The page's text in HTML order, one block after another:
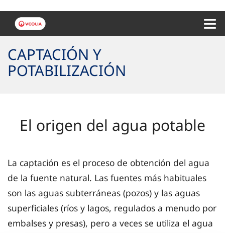
CAPTACIÓN Y
POTABILIZACIÓN
El origen del agua potable
La captación es el proceso de obtención del agua
de la fuente natural. Las fuentes más habituales
son las aguas subterráneas (pozos) y las aguas
superficiales (ríos y lagos, regulados a menudo por
embalses y presas), pero a veces se utiliza el agua